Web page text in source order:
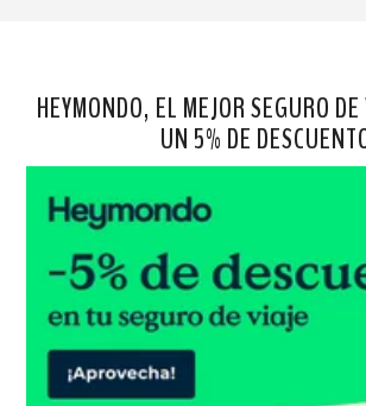
HEYMONDO, EL MEJOR SEGURO
UN 5% DE